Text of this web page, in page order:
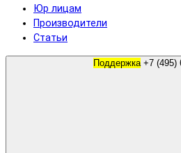
Юр лицам
Производители
Статьи
Поддержка